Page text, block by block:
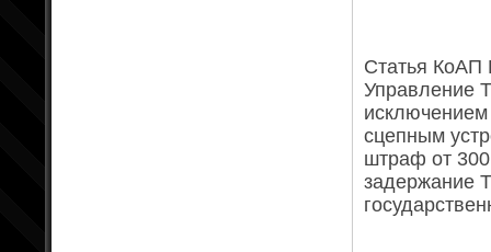
Статья КоАП
Управление
сцепным
штраф от
задержание